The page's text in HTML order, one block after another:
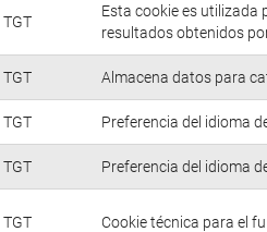
TGT
Esta cookie es utilizada
resultados obtenidos
TGT Almacena datos para
TGT Preferencia del idioma
TGT Preferencia del idioma
TGT Cookie técnica para el